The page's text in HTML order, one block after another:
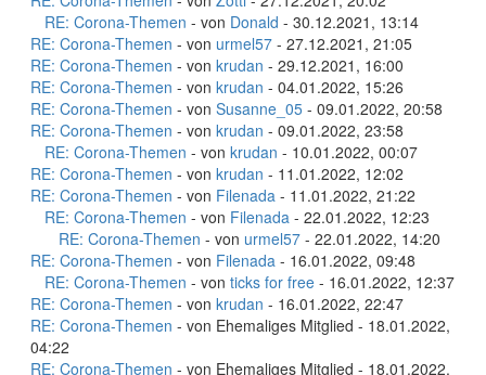
RE: Corona-Themen - von Donald - 30.12.2021, 13:14
RE: Corona-Themen - von urmel57 - 27.12.2021, 21:05
RE: Corona-Themen - von krudan - 29.12.2021, 16:00
RE: Corona-Themen - von krudan - 04.01.2022, 15:26
RE: Corona-Themen - von Susanne_05 - 09.01.2022, 20:58
RE: Corona-Themen - von krudan - 09.01.2022, 23:58
RE: Corona-Themen - von krudan - 10.01.2022, 00:07
RE: Corona-Themen - von krudan - 11.01.2022, 12:02
RE: Corona-Themen - von Filenada - 11.01.2022, 21:22
RE: Corona-Themen - von Filenada - 22.01.2022, 12:23
RE: Corona-Themen - von urmel57 - 22.01.2022, 14:20
RE: Corona-Themen - von Filenada - 16.01.2022, 09:48
RE: Corona-Themen - von ticks for free - 16.01.2022, 12:37
RE: Corona-Themen - von krudan - 16.01.2022, 22:47
RE: Corona-Themen - von Ehemaliges Mitglied - 18.01.2022,
04:22
RE: Corona-Themen - von Ehemaliges Mitglied - 18.01.2022,